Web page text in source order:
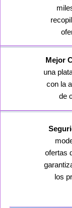
Mejor
una
con la
de
ofertas
los